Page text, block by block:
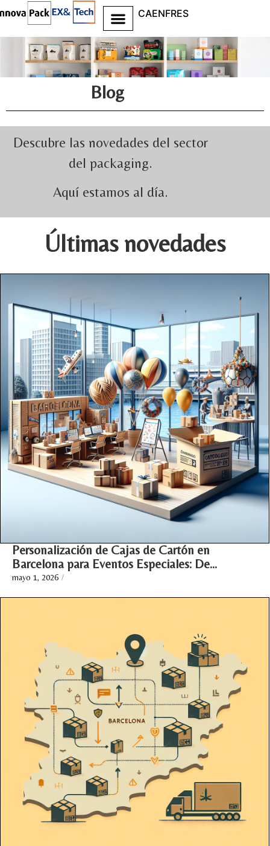
CAENFRES
Blog
Descubre las novedades del sector
del packaging.
Aquí estamos al día.
Últimas novedades
Personalización de Cajas de Cartón en
Barcelona para Eventos Especiales: De…
mayo 1, 2026 /